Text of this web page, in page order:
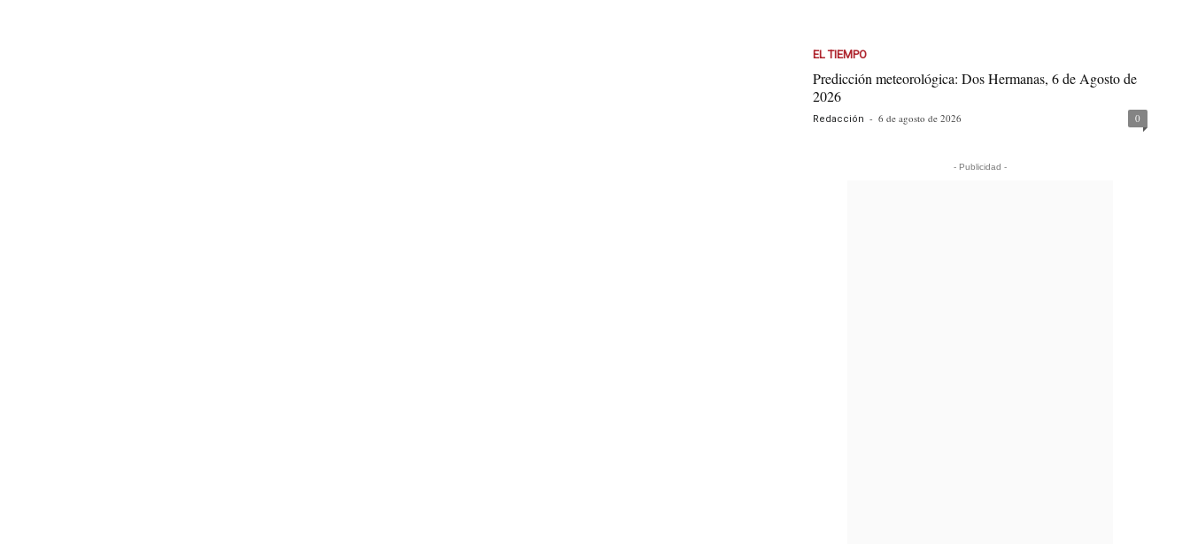
EL TIEMPO
Predicción meteorológica: Dos Hermanas, 6 de Agosto de
2026
Redacción - 6 de agosto de 2026 0
- Publicidad -